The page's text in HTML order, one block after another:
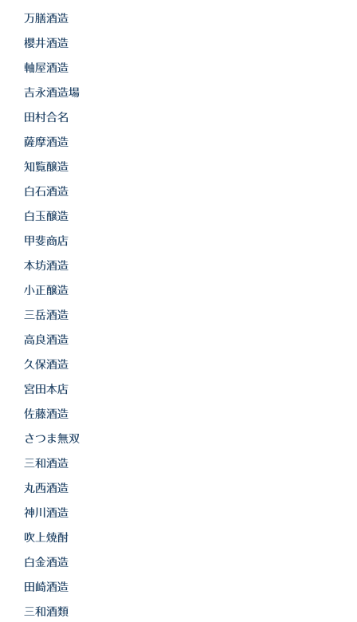
万膳酒造
櫻井酒造
軸屋酒造
吉永酒造場
田村合名
薩摩酒造
知覧醸造
白石酒造
白玉醸造
甲斐商店
本坊酒造
小正醸造
三岳酒造
高良酒造
久保酒造
宮田本店
佐藤酒造
さつま無双
三和酒造
丸西酒造
神川酒造
吹上焼酎
白金酒造
田崎酒造
三和酒類